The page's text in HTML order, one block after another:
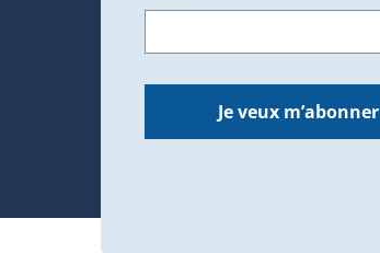
s'ouvrira dans une nouvelle fenêtre.)
Je veux m’abonner